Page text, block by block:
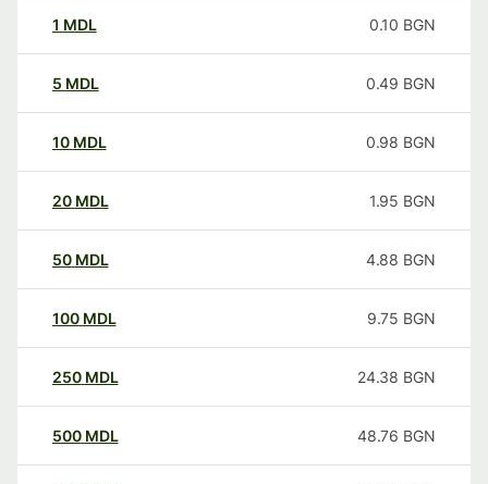
1 MDL 0.10 BGN
5 MDL 0.49 BGN
10 MDL 0.98 BGN
20 MDL 1.95 BGN
50 MDL 4.88 BGN
100 MDL 9.75 BGN
250 MDL 24.38 BGN
500 MDL 48.76 BGN